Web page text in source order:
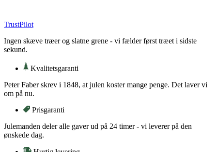
indhold
TrustPilot
Ingen skæve træer og slatne grene - vi fælder først træet i sidste
sekund.
Kvalitetsgaranti
Peter Faber skrev i 1848, at julen koster mange penge. Det laver vi
om på nu.
Prisgaranti
Julemanden deler alle gaver ud på 24 timer - vi leverer på den
ønskede dag.